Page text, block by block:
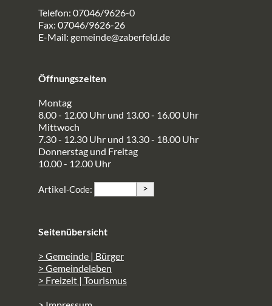
Telefon: 07046/9626-0
Fax: 07046/9626-26
E-Mail: gemeinde@zaberfeld.de
Öffnungszeiten
Montag
8.00 - 12.00 Uhr und 13.00 - 16.00 Uhr
Mittwoch
7.30 - 12.30 Uhr und 13.30 - 18.00 Uhr
Donnerstag und Freitag
10.00 - 12.00 Uhr
Artikel-Code: >
Seitenübersicht
> Gemeinde | Bürger
> Gemeindeleben
> Freizeit | Tourismus